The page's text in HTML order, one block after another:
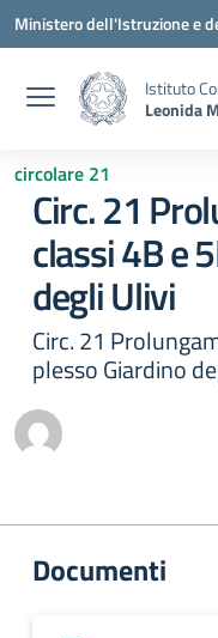
Vai ai contenuti
Vai al menu di navigazione
Vai al footer
Ministero dell'Istruzione e
Istituto
Leonida
circolare 21
Circ. 21
classi 4B e
degli Ulivi
Circ. 21
plesso Giardino
Documenti